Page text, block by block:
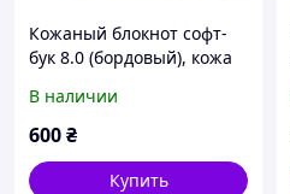
Кожаный блокнот софт-
бук 8.0 (бордовый), кожа
В наличии
600₴
Купить